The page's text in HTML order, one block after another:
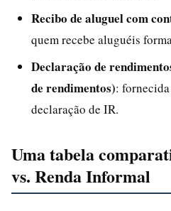
Recibo de aluguel com
quem recebe aluguéis
Declaração de
de rendimentos):
declaração de IR.
Uma tabela
vs. Renda Informal